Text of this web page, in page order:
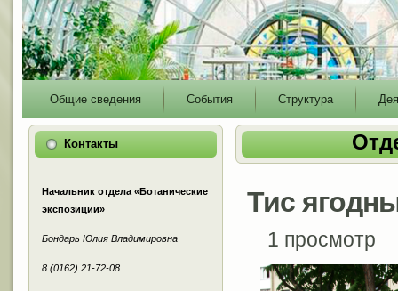
Main
menu
Общие сведения События Структура
Контакты
Начальник отдела «Ботанические
экспозиции»
Бондарь Юлия Владимировна
8 (0162) 21-72-08
Тис
1 просмотр